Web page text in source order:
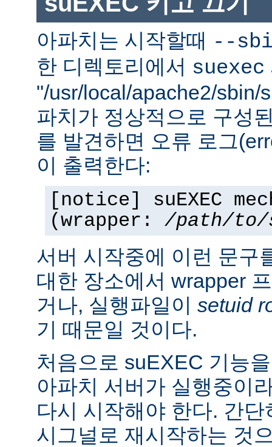
아파치는 시작할때 --
한 디렉토리에서 suexec
"/usr/local/apache2/sbin/
파치가 정상적으로 구성
를 발견하면 오류 로그
이 출력한다:
[notice] suEXEC
(wrapper: /path/to/
서버 시작중에 이런 문구
대한 장소에서 wrapper
거나, 실행파일이 setuid
기 때문일 것이다.
처음으로 suEXEC 기능
아파치 서버가 실행중이
다시 시작해야 한다. 간
시그널로 재시작하는 것